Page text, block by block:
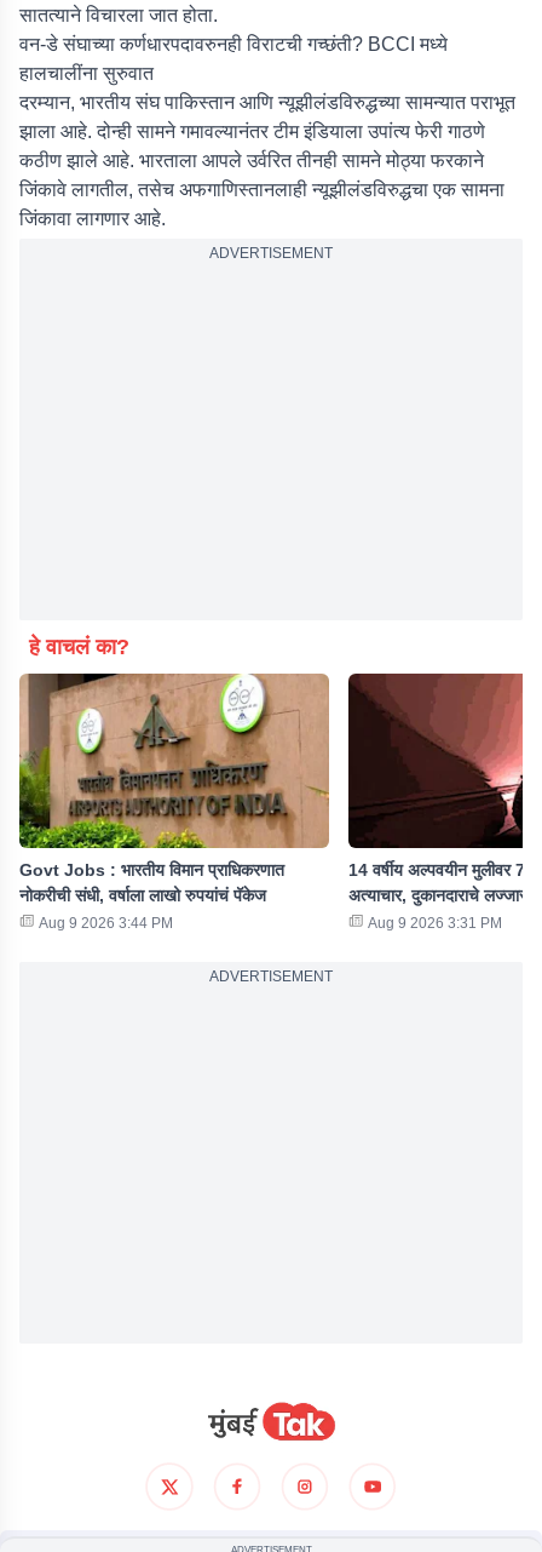
सातत्याने विचारला जात होता.
वन-डे संघाच्या कर्णधारपदावरुनही विराटची गच्छंती? BCCI मध्ये
हालचालींना सुरुवात
दरम्यान, भारतीय संघ पाकिस्तान आणि न्यूझीलंडविरुद्धच्या सामन्यात पराभूत
झाला आहे. दोन्ही सामने गमावल्यानंतर टीम इंडियाला उपांत्य फेरी गाठणे
कठीण झाले आहे. भारताला आपले उर्वरित तीनही सामने मोठ्या फरकाने
जिंकावे लागतील, तसेच अफगाणिस्तानलाही न्यूझीलंडविरुद्धचा एक सामना
जिंकावा लागणार आहे.
ADVERTISEMENT
हे वाचलं का?
Govt Jobs : भारतीय विमान प्राधिकरणात
नोकरीची संधी, वर्षाला लाखो रुपयांचं पॅकेज
Aug 9 2026 3:44 PM
14 वर्षीय अल्पवयीन मुलीवर 7
अत्याचार, दुकानदाराचे
Aug 9 2026 3:31 PM
ADVERTISEMENT